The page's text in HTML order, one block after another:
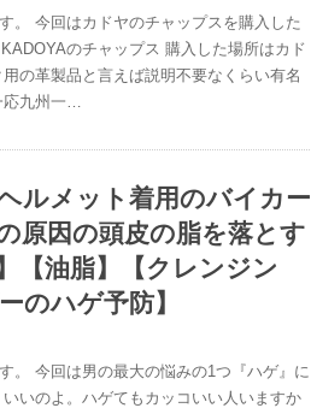
。 今回はカドヤのチャップスを購入した
のチャップス 購入した場所はカド
の革製品と言えば説明不要なくらい有名
九州一…
ルメット着用のバイカー
原因の頭皮の脂を落とす
【油脂】【クレンジン
のハゲ予防】
。 今回は男の最大の悩みの1つ『ハゲ』に
いのよ。ハゲてもカッコいい人いますか